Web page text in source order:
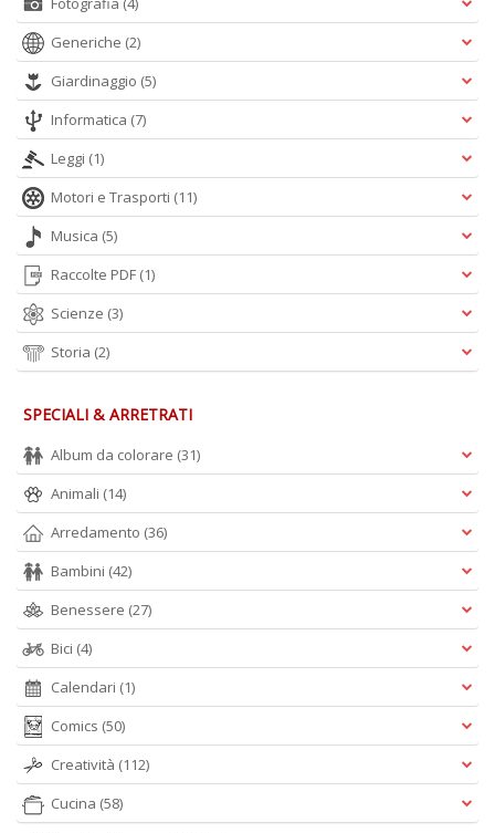
Generiche (2)
Giardinaggio (5)
Informatica (7)
Leggi (1)
Motori e Trasporti (11)
Musica (5)
Raccolte PDF (1)
Scienze (3)
Storia (2)
SPECIALI & ARRETRATI
Album da colorare (31)
Animali (14)
Arredamento (36)
Bambini (42)
Benessere (27)
Bici (4)
Calendari (1)
Comics (50)
Creatività (112)
Cucina (58)